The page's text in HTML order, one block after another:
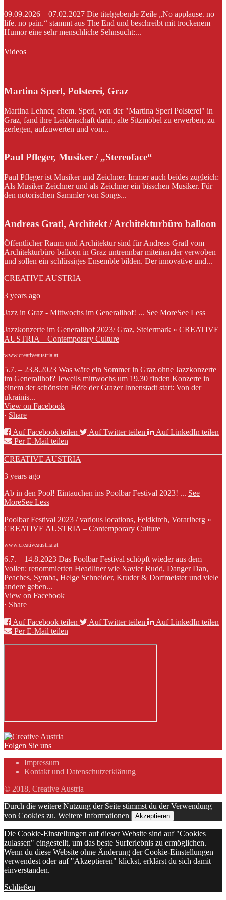
09.09.2026 – 07.02.2027 Die titelgebende Zeile „No applause. no
life. no pain.“ stammt aus The End und beschreibt mit trockenem
Humor eine sehr menschliche Sehnsucht:...
Videos
Martina Sperl, Polsterei, Graz
Martina Lehner, ehem. Sperl, von der "Martina Sperl Polsterei" in
Graz, fand ihre Leidenschaft darin, alte Sitzmöbel zu erwerben, zu
zerlegen, aufzuwerten und von...
Paul Pfleger, Musiker / „Stereoface“
Paul Pfleger ist Musiker und Zeichner. Immer auch beides zugleich:
Als Musiker Zeichner und als Zeichner ein bisschen Musiker. Für
den notorischen Sammler von Songs...
Andreas Gratl, Architekt / Architekturbüro balloon
Öffentlicher Raum und Architektur sind für Andreas Gratl vom
Architekturbüro balloon in Graz untrennbar miteinander verwoben
und sollen ein schlüssiges Ensemble bilden. Der innovative und...
CREATIVE AUSTRIA
3 years ago
Jazz in Graz - Mittwochs im Generalihof! ... See MoreSee Less
Jazzkonzerte im Generalihof 2023/ Graz, Steiermark » CREATIVE
AUSTRIA – Contemporary Culture
www.creativeaustria.at
5.7. – 23.8.2023 Was wäre ein Sommer in Graz ohne Jazzkonzerte
im Generalihof? Jeweils mittwochs um 19.30 finden Konzerte in
einem der schönsten Höfe der Grazer Innenstadt statt: Von der
ukrainis...
View on Facebook
· Share
Auf Facebook teilen
Auf Twitter teilen
Auf LinkedIn teilen
Per E-Mail teilen
CREATIVE AUSTRIA
3 years ago
Ab in den Pool! Eintauchen ins Poolbar Festival 2023! ... See
MoreSee Less
Poolbar Festival 2023 / various locations, Feldkirch, Vorarlberg »
CREATIVE AUSTRIA – Contemporary Culture
www.creativeaustria.at
6.7. – 14.8.2023 Das Poolbar Festival schöpft wieder aus dem
Vollen: renommierten Headliner wie Xavier Rudd, Danger Dan,
Peaches, Symba, Helge Schneider, Kruder & Dorfmeister und viele
andere geben...
View on Facebook
· Share
Auf Facebook teilen
Auf Twitter teilen
Auf LinkedIn teilen
Per E-Mail teilen
Folgen Sie uns
Impressum
Kontakt und Datenschutzerklärung
© 2018, Creative Austria
Durch die weitere Nutzung der Seite stimmst du der Verwendung
von Cookies zu. Weitere Informationen Akzeptieren
Die Cookie-Einstellungen auf dieser Website sind auf "Cookies
zulassen" eingestellt, um das beste Surferlebnis zu ermöglichen.
Wenn du diese Website ohne Änderung der Cookie-Einstellungen
verwendest oder auf "Akzeptieren" klickst, erklärst du sich damit
einverstanden.
Schließen